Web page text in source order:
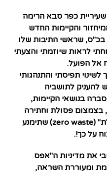
כפר סבא הרימה
והקיימות החדש
שראשי התיבות שלו
לראות שיוזמתי והצעתי
אל הפועל.
תפיסתי והתנהגותי
להעניק לתושביה
בנושאי הקיימות,
בצמצום פסולת וחתירה
לתפיסה השואפת ל"אפס פסולת" (zero waste) שתימנע
על כך!.
את מדיניות ה"אפס
ומעוררת השראה,